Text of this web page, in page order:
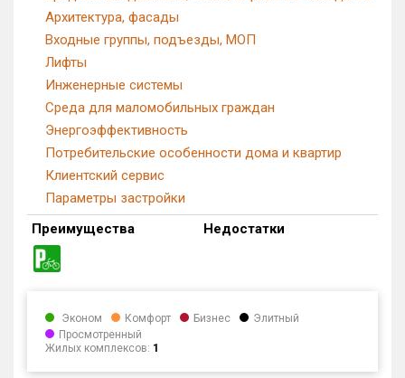
Архитектура, фасады
Входные группы, подъезды, МОП
Лифты
Инженерные системы
Среда для маломобильных граждан
Энергоэффективность
Потребительские особенности дома и квартир
Клиентский сервис
Параметры застройки
Преимущества
Недостатки
Эконом Комфорт Бизнес
Элитный
Просмотренный
Жилых комплексов: 1